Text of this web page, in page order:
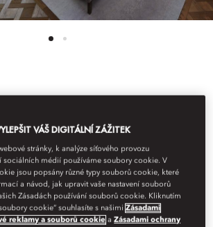
JUNIOR
BALCONY
Lake Lucerne combined with design
VÁŠ DIGITÁLNÍ ZÁŽITEK
stránky, k analýze síťového provozu
sociálních médií používáme soubory cookie. V
jsou popsány různé typy souborů cookie, které
a návod, jak upravit vaše nastavení souborů
Zásadách používání souborů cookie. Kliknutím
cookie“ souhlasíte s našimiZásadami
reklamy a souborů cookie aZásadami ochrany